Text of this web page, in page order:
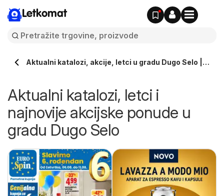
Letkomat
Aktualni katalozi, akcije, letci u gradu Dugo Selo |
Aktualni katalozi, letci i
najnovije akcijske ponude u
gradu Dugo Selo